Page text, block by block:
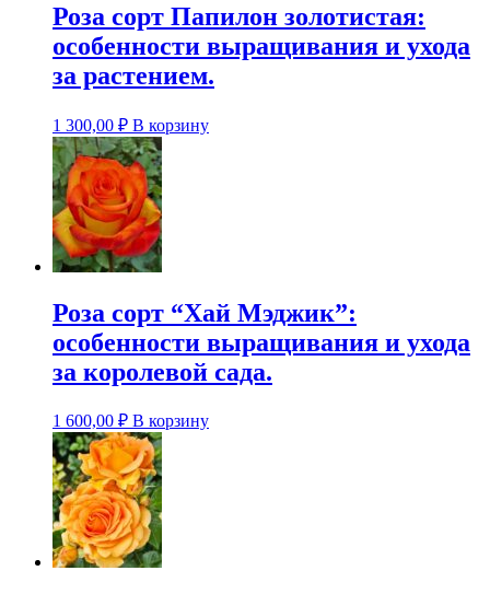
Роза сорт Папилон золотистая:
особенности выращивания и ухода
за растением.
1 300,00 ₽ В корзину
Роза сорт “Хай Мэджик”:
особенности выращивания и ухода
за королевой сада.
1 600,00 ₽ В корзину